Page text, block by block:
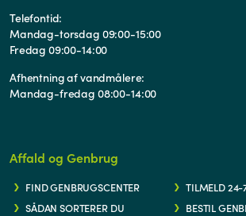
Telefontid:
Mandag-torsdag 09:00-15:00
Fredag 09:00-14:00
Afhentning af vandmålere:
Mandag-fredag 08:00-14:00
Affald og Genbrug
FIND GENBRUGSCENTER
TILMELD
SÅDAN SORTERER DU
BESTIL